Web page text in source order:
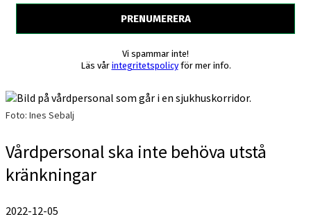
Vi spammar inte!
Läs vår integritetspolicyför mer info.
Foto: Ines Sebalj
Vårdpersonal ska inte behöva utstå
kränkningar
2022-12-05